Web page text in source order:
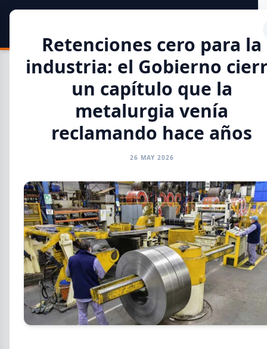
Toda la Información
CAMARAS
Retenciones cero para la
industria: el Gobierno
un capítulo que la
metalurgia venía
reclamando hace años
26 MAY 2026